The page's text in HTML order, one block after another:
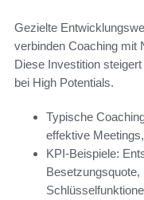
Gezielte
verbinden Coaching mit
Diese Investition
bei High Potentials.
Typische
effektive
KPI-Beispiele: